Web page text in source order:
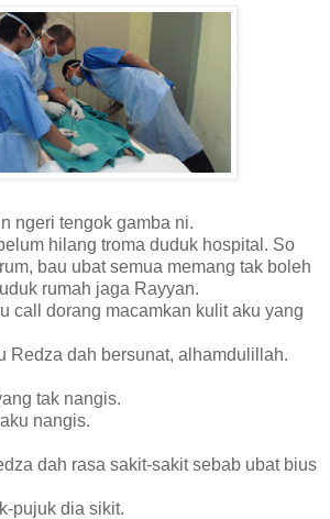
ngeri tengok gamba ni.
hilang troma duduk hospital. So
bau ubat semua memang tak boleh
rumah jaga Rayyan.
call dorang macamkan kulit aku yang
Redza dah bersunat, alhamdulillah.
tak nangis.
nangis.
dah rasa sakit-sakit sebab ubat bius
pujuk dia sikit.